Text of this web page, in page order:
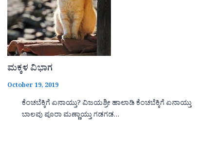
ಮಕ್ಕಳ ವಿಭಾಗ
October 19, 2019
ಕೆಂಚಬೆಕ್ಕಿಗೆ ಏನಾಯ್ತು? ವಿಜಯಶ್ರೀ ಹಾಲಾಡಿ ಕೆಂಚಬೆಕ್ಕಿಗೆ ಏನಾಯ್ತು
ಬಾಲವು ಪೂರಾ ಮಣ್ಣಾಯ್ತು ಗಡಗಡ…